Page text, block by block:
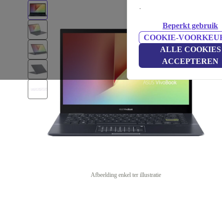
.
Beperkt gebruik
COOKIE-
ALLE COOKIES
ACCEPTEREN
Afbeelding enkel ter illustratie